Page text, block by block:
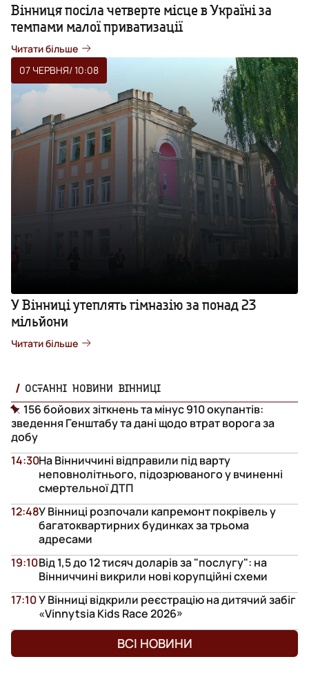
Вінниця посіла четверте місце в Україні за
темпами малої приватизації
Читати більше
07 ЧЕРВНЯ/ 10:08
У Вінниці утеплять гімназію за понад 23
мільйони
Читати більше
ОСТАННІ НОВИНИ ВІННИЦІ
156 бойових зіткнень та мінус 910 окупантів:
зведення Генштабу та дані щодо втрат ворога за
добу
На Вінниччині відправили під варту
неповнолітнього, підозрюваного у вчиненні
смертельної ДТП
14:30
У Вінниці розпочали капремонт покрівель у
багатоквартирних будинках за трьома
адресами
12:48
Від 1,5 до 12 тисяч доларів за "послугу": на
Вінниччині викрили нові корупційні схеми
19:10
У Вінниці відкрили реєстрацію на дитячий забіг
«Vinnytsia Kids Race 2026»
17:10
ВСІ НОВИНИ